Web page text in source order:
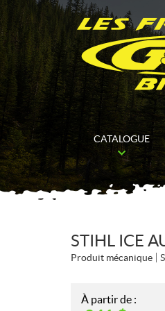
CATALOGUE
STIHL ICE
Produit mécanique
À partir de :